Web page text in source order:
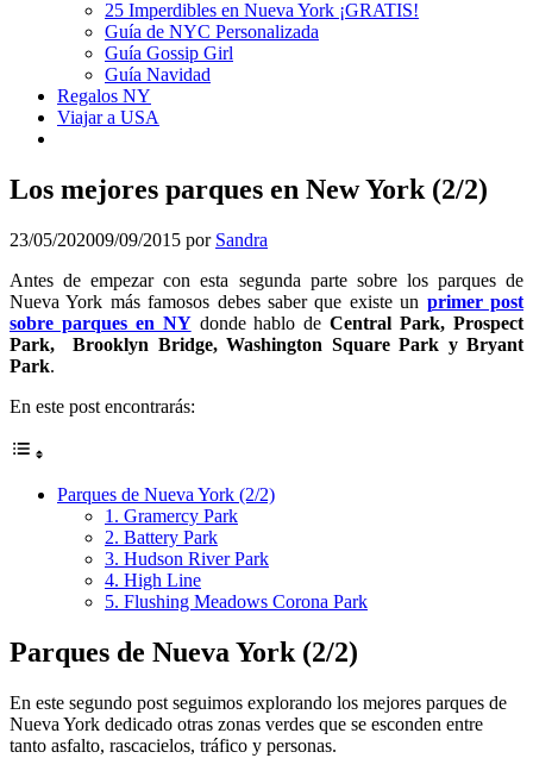
25 Imperdibles en Nueva York ¡GRATIS!
Guía de NYC Personalizada
Guía Gossip Girl
Guía Navidad
Regalos NY
Viajar a USA
Los mejores parques en New York (2/2)
23/05/202009/09/2015 por Sandra
Antes de empezar con esta segunda parte sobre los parques de
Nueva York más famosos debes saber que existe un primer post
sobre parques en NYdonde hablo de Central Park, Prospect
Park, Brooklyn Bridge, Washington Square Park y Bryant
Park.
En este post encontrarás:
Parques de Nueva York (2/2)
1. Gramercy Park
2. Battery Park
3. Hudson River Park
4. High Line
5. Flushing Meadows Corona Park
Parques de Nueva York (2/2)
En este segundo post seguimos explorando los mejores parques de
Nueva York dedicado otras zonas verdes que se esconden entre
tanto asfalto, rascacielos, tráfico y personas.